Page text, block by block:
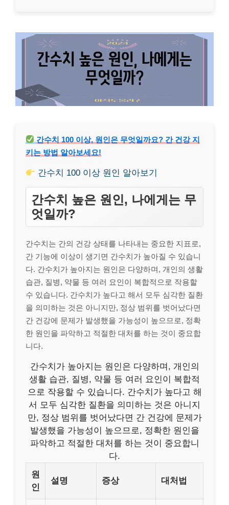
간수치 100 이상, 원인은 무엇일까요? 간 건강 지
키는 방법 알아보세요!
간수치 100 이상 원인 알아보기
간수치 높은 원인, 나에게는 무
엇일까?
간수치는 간의 건강 상태를 나타내는 중요한 지표로,
간 기능에 이상이 생기면 간수치가 높아질 수 있습니
다. 간수치가 높아지는 원인은 다양하며, 개인의 생활
습관, 질병, 약물 등 여러 요인이 복합적으로 작용할
수 있습니다. 간수치가 높다고 해서 모두 심각한 질환
을 의미하는 것은 아니지만, 정상 범위를 벗어났다면
간 건강에 문제가 발생했을 가능성이 높으므로, 정확
한 원인을 파악하고 적절한 대처를 하는 것이 중요합
니다.
간수치가 높아지는 원인은 다양하며, 개인의
생활 습관, 질병, 약물 등 여러 요인이 복합적
으로 작용할 수 있습니다. 간수치가 높다고 해
서 모두 심각한 질환을 의미하는 것은 아니지
만, 정상 범위를 벗어났다면 간 건강에 문제가
발생했을 가능성이 높으므로, 정확한 원인을
파악하고 적절한 대처를 하는 것이 중요합니
다.
원
인
설명 증상 대처법